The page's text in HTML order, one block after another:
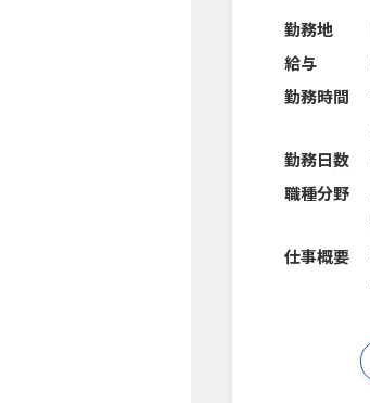
勤務地
給与
勤務時間
勤務日数
職種分野
仕事概要